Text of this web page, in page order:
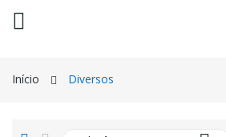
Início Diversos